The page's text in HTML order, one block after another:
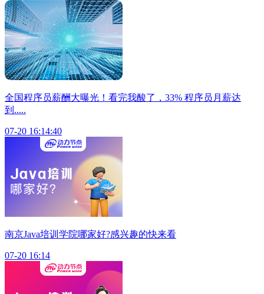
全国程序员薪酬大曝光！看完我酸了，33% 程序员月薪达
到.....
07-20 16:14:40
南京Java培训学院哪家好?感兴趣的快来看
07-20 16:14